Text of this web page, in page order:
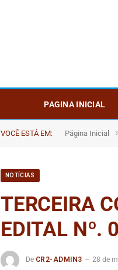
PAGINA INICIAL
VOCÊ ESTÁ EM: Página Inicial
NOTÍCIAS
TERCEIRA
EDITAL Nº.
De CR2-ADMIN3 28 de